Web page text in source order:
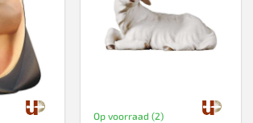
Op voorraad (2)